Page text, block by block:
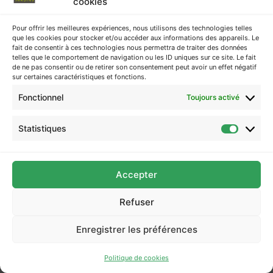
Pour offrir les meilleures expériences, nous utilisons des technologies telles
que les cookies pour stocker et/ou accéder aux informations des appareils. Le
fait de consentir à ces technologies nous permettra de traiter des données
telles que le comportement de navigation ou les ID uniques sur ce site. Le fait
de ne pas consentir ou de retirer son consentement peut avoir un effet négatif
sur certaines caractéristiques et fonctions.
Fonctionnel Toujours activé
Statistiques
Accepter
Refuser
Enregistrer les préférences
Politique de cookies
projet. Notre équipe se fera un plaisir de vous
Retrouvez toutes nos coordonnées sur notre page
Contact – Demande de devis. Nous sommes impatients
de collaborer avec vous pour créer le jardin de vos